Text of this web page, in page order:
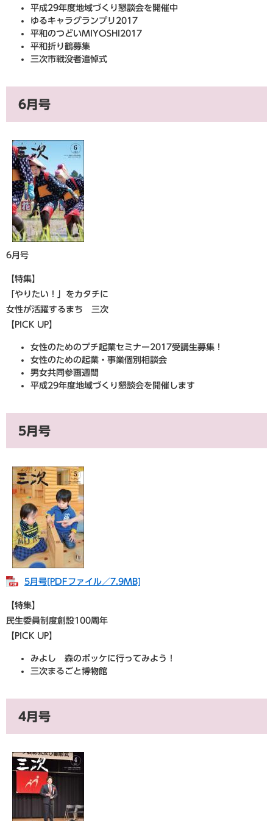
平成29年度地域づくり懇談会を開催中
ゆるキャラグランプリ2017
平和のつどいMIYOSHI2017
平和折り鶴募集
三次市戦没者追悼式
6月号
6月号
【特集】
「やりたい！」をカタチに
女性が活躍するまち 三次
【PICK UP】
女性のためのプチ起業セミナー2017受講生募集！
女性のための起業・事業個別相談会
男女共同参画週間
平成29年度地域づくり懇談会を開催します
5月号
5月号[PDFファイル／7.9MB]
【特集】
民生委員制度創設100周年
【PICK UP】
みよし 森のポッケに行ってみよう！
三次まるごと博物館
4月号